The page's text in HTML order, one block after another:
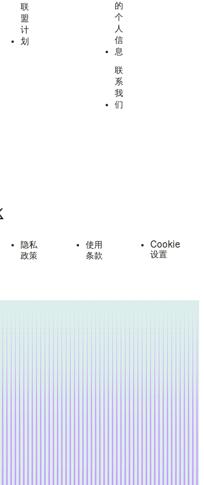
联
盟
计
划
的
个
人
信
息
联
系
我
们
隐私
政策
使用
条款
Cookie
设置